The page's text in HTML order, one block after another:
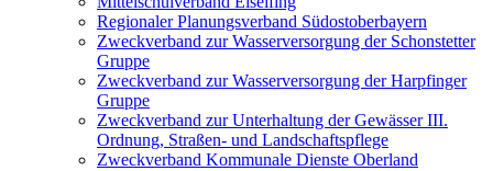
Regionaler Planungsverband Südostoberbayern
Zweckverband zur Wasserversorgung der Schonstetter
Gruppe
Zweckverband zur Wasserversorgung der Harpfinger
Gruppe
Zweckverband zur Unterhaltung der Gewässer III.
Ordnung, Straßen- und Landschaftspflege
Zweckverband Kommunale Dienste Oberland